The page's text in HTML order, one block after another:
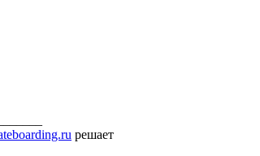
решает